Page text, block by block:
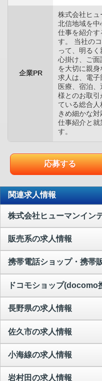
企業PR
株式会社ヒ
北信地域を
仕事を紹介
す。 当社の
って、明る
心掛け、ご
を大切に親
求人は、電子
医療、宿泊
様とのお取引
ている総合
きめ細かな
仕事紹介と就
す。
応募する
関連求人情報
株式会社ヒューマンイン
販売系の求人情報
携帯電話ショップ・携帯
ドコモショップ(docomo
長野県の求人情報
佐久市の求人情報
小海線の求人情報
岩村田の求人情報